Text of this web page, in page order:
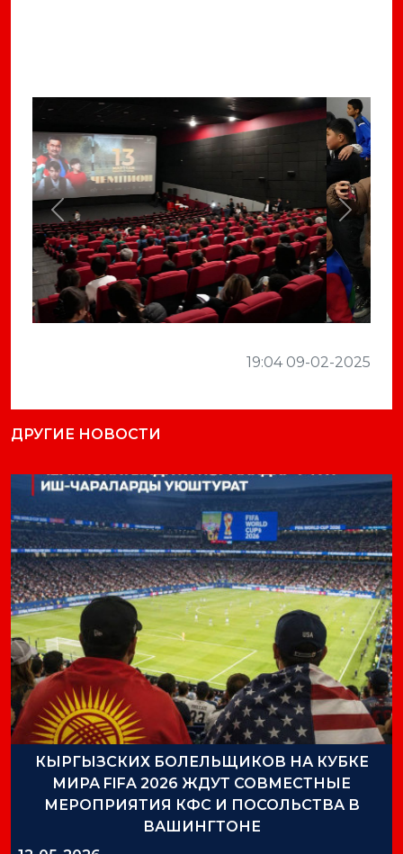
Previous Next
19:04 09-02-2025
ДРУГИЕ НОВОСТИ
КЫРГЫЗСКИХ БОЛЕЛЬЩИКОВ НА КУБКЕ
МИРА FIFA 2026 ЖДУТ СОВМЕСТНЫЕ
МЕРОПРИЯТИЯ КФС И ПОСОЛЬСТВА В
ВАШИНГТОНЕ